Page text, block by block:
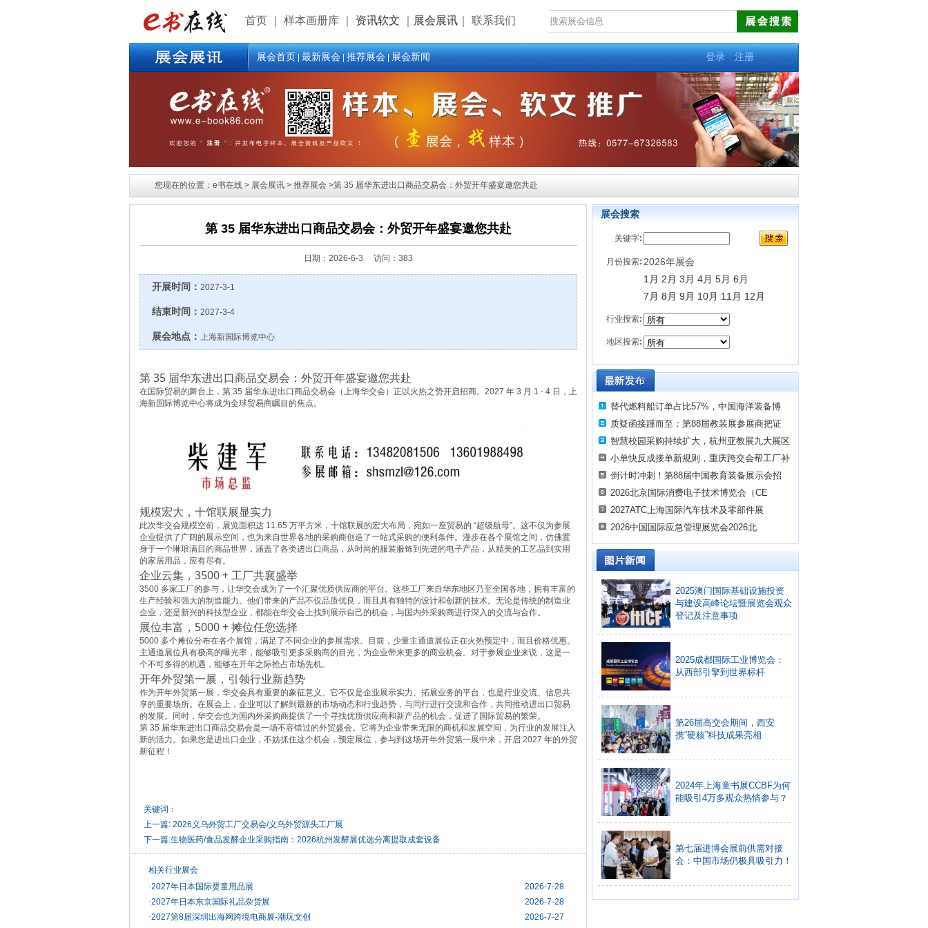
首页 样本画册库 资讯软文 展会展讯 联系我们
展会首页|最新展会|推荐展会|展会新闻 登录 注册
您现在的位置：e书在线 > 展会展讯 > 推荐展会 >第 35 届华东进出口商品交易会：外贸开年盛宴邀您共赴
第 35 届华东进出口商品交易会：外贸开年盛宴邀您共赴
日期： 2026-6-3 访问：383
开展时间： 2027-3-1
结束时间： 2027-3-4
展会地点： 上海新国际博览中心
第 35 届华东进出口商品交易会：外贸开年盛宴邀您共赴
在国际贸易的舞台上，第 35 届华东进出口商品交易会（上海华交会）正以火热之势开启招商。2027 年 3 月 1 - 4 日，上
海新国际博览中心将成为全球贸易商瞩目的焦点。
规模宏大，十馆联展显实力
此次华交会规模空前，展览面积达 11.65 万平方米，十馆联展的宏大布局，宛如一座贸易的 “超级航母”。这不仅为参展
企业提供了广阔的展示空间，也为来自世界各地的采购商创造了一站式采购的便利条件。漫步在各个展馆之间，仿佛置
身于一个琳琅满目的商品世界，涵盖了各类进出口商品，从时尚的服装服饰到先进的电子产品，从精美的工艺品到实用
的家居用品，应有尽有。
企业云集，3500 + 工厂共襄盛举
3500 多家工厂的参与，让华交会成为了一个汇聚优质供应商的平台。这些工厂来自华东地区乃至全国各地，拥有丰富的
生产经验和强大的制造能力。他们带来的产品不仅品质优良，而且具有独特的设计和创新的技术。无论是传统的制造业
企业，还是新兴的科技型企业，都能在华交会上找到展示自己的机会，与国内外采购商进行深入的交流与合作。
展位丰富，5000 + 摊位任您选择
5000 多个摊位分布在各个展馆，满足了不同企业的参展需求。目前，少量主通道展位正在火热预定中，而且价格优惠。
主通道展位具有极高的曝光率，能够吸引更多采购商的目光，为企业带来更多的商业机会。对于参展企业来说，这是一
个不可多得的机遇，能够在开年之际抢占市场先机。
开年外贸第一展，引领行业新趋势
作为开年外贸第一展，华交会具有重要的象征意义。它不仅是企业展示实力、拓展业务的平台，也是行业交流、信息共
享的重要场所。在展会上，企业可以了解到最新的市场动态和行业趋势，与同行进行交流和合作，共同推动进出口贸易
的发展。同时，华交会也为国内外采购商提供了一个寻找优质供应商和新产品的机会，促进了国际贸易的繁荣。
第 35 届华东进出口商品交易会是一场不容错过的外贸盛会。它将为企业带来无限的商机和发展空间，为行业的发展注入
新的活力。如果您是进出口企业，不妨抓住这个机会，预定展位，参与到这场开年外贸第一展中来，开启 2027 年的外贸
新征程！
关键词：
上一篇: 2026义乌外贸工厂交易会/义乌外贸源头工厂展
下一篇:生物医药/食品发酵企业采购指南：2026杭州发酵展优选分离提取成套设备
相关行业展会
·2027年日本国际婴童用品展
2026-7-28
·2027年日本东京国际礼品杂货展
2026-7-28
·2027第8届深圳出海网跨境电商展-潮玩文创
2026-7-27
展会搜索
关键字:
月份搜索: 2026年展会
1月 2月 3月 4月 5月 6月
7月 8月 9月 10月 11月 12月
行业搜索:
地区搜索:
替代燃料船订单占比57%，中国海洋装备博
质疑函接踵而至：第88届教装展参展商把证
智慧校园采购持续扩大，杭州亚教展九大展区
小单快反成接单新规则，重庆跨交会帮工厂补
倒计时冲刺！第88届中国教育装备展示会招
2026北京国际消费电子技术博览会（CE
2027ATC上海国际汽车技术及零部件展
2026中国国际应急管理展览会2026北
2025澳门国际基础设施投资
与建设高峰论坛暨展览会观众
登记及注意事项
2025成都国际工业博览会：
从西部引擎到世界标杆
第26届高交会期间，西安
携“硬核”科技成果亮相
2024年上海童书展CCBF为何
能吸引4万多观众热情参与？
第七届进博会展前供需对接
会：中国市场仍极具吸引力！